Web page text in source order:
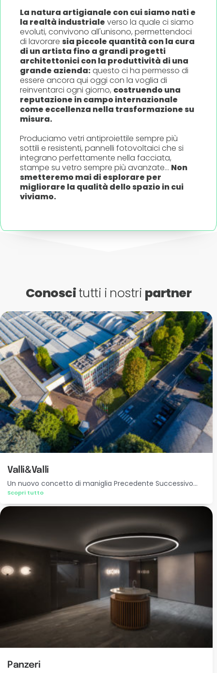
La natura artigianale con cui siamo nati e
la realtà industriale verso la quale ci siamo
evoluti, convivono all'unisono, permettendoci
di lavoraresia piccole quantità con la cura
di un artista fino a grandi progetti
architettonici con la produttività di una
grande azienda:questo ci ha permesso di
essere ancora qui oggi con la voglia di
reinventarci ogni giorno, costruendo una
reputazione in campo internazionale
come eccellenza nella trasformazione su
misura.
Produciamo vetri antiproiettile sempre più
sottili e resistenti, pannelli fotovoltaici che si
integrano perfettamente nella facciata,
stampe su vetro sempre più avanzate... Non
smetteremo mai di esplorare per
migliorare la qualità dello spazio in cui
viviamo.
Conoscitutti i nostri partner
Valli&Valli
Un nuovo concetto di maniglia Precedente Successivo...
Scopri tutto
Panzeri